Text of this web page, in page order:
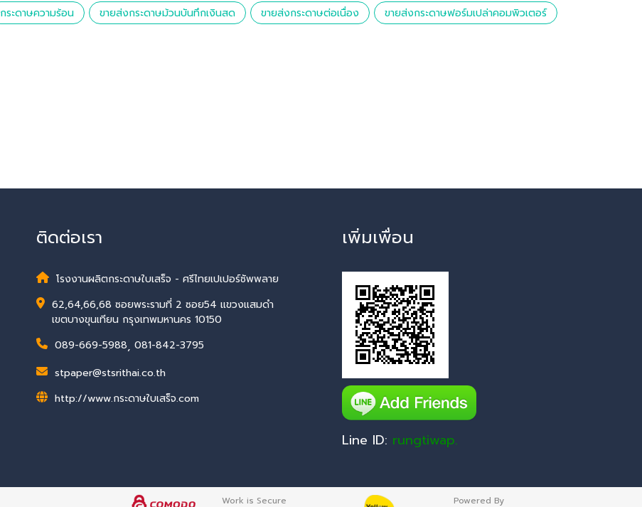
กระดาษความร้อน ขายส่งกระดาษม้วนบันทึกเงินสด ขายส่งกระดาษต่อเนื่อง ขายส่งกระดาษฟอร์มเปล่าคอมพิวเตอร์
ติดต่อเรา
โรงงานผลิตกระดาษใบเสร็จ - ศรีไทยเปเปอร์ซัพพลาย
62,64,66,68 ซอยพระรามที่ 2 ซอย54 แขวงแสมดำ
เขตบางขุนเทียน กรุงเทพมหานคร 10150
089-669-5988, 081-842-3795
stpaper@stsrithai.co.th
http://www.กระดาษใบเสร็จ.com
เพิ่มเพื่อน
Line ID: rungtiwap.
Work is Secure Powered By